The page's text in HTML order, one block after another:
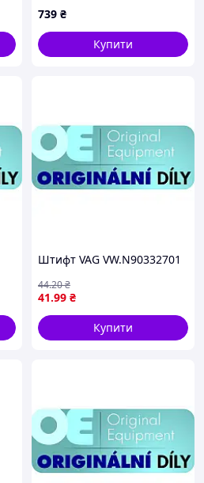
наконечники GN 81700-6-
9-BK-KA-ST
739 ₴
Купити
Штифт VAG VW.N90332701
41.99 ₴
44.20₴
Купити